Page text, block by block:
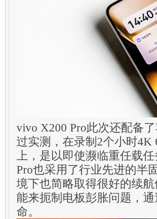
vivo X200 Pro此次还配备
过实测，在录制2个小时
上，是以即使濒临重任载
Pro也采用了行业先进的半
境下也简略取得很好的续
能来扼制电板彭胀问题，
命。